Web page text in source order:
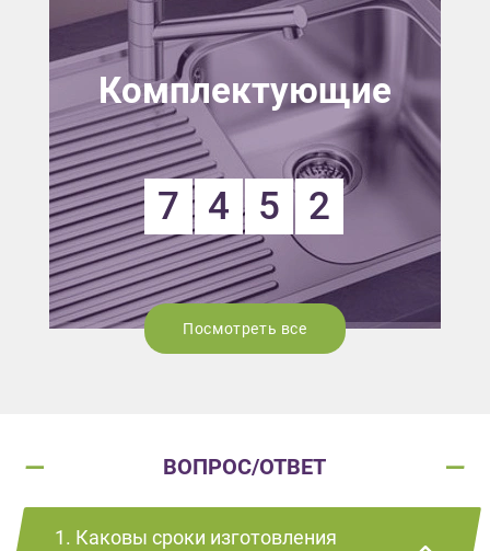
Комплектующие
7 4 5 2
Посмотреть все
ВОПРОС/ОТВЕТ
1. Каковы сроки изготовления